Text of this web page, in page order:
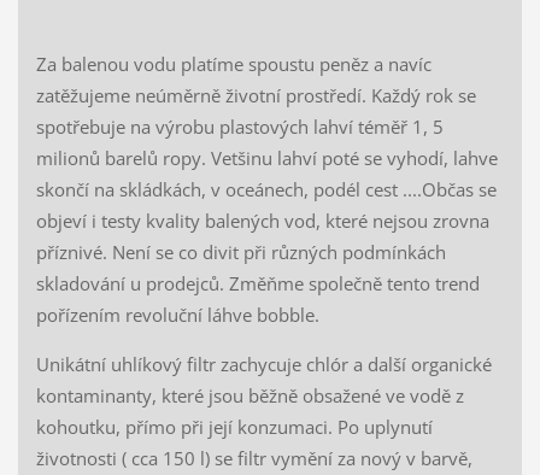
Za balenou vodu platíme spoustu peněz a navíc
zatěžujeme neúměrně životní prostředí. Každý rok se
spotřebuje na výrobu plastových lahví téměř 1, 5
milionů barelů ropy. Vetšinu lahví poté se vyhodí, lahve
skončí na skládkách, v oceánech, podél cest ....Občas se
objeví i testy kvality balených vod, které nejsou zrovna
příznivé. Není se co divit při různých podmínkách
skladování u prodejců. Změňme společně tento trend
pořízením revoluční láhve bobble.
Unikátní uhlíkový filtr zachycuje chlór a další organické
kontaminanty, které jsou běžně obsažené ve vodě z
kohoutku, přímo při její konzumaci. Po uplynutí
životnosti ( cca 150 l) se filtr vymění za nový v barvě,